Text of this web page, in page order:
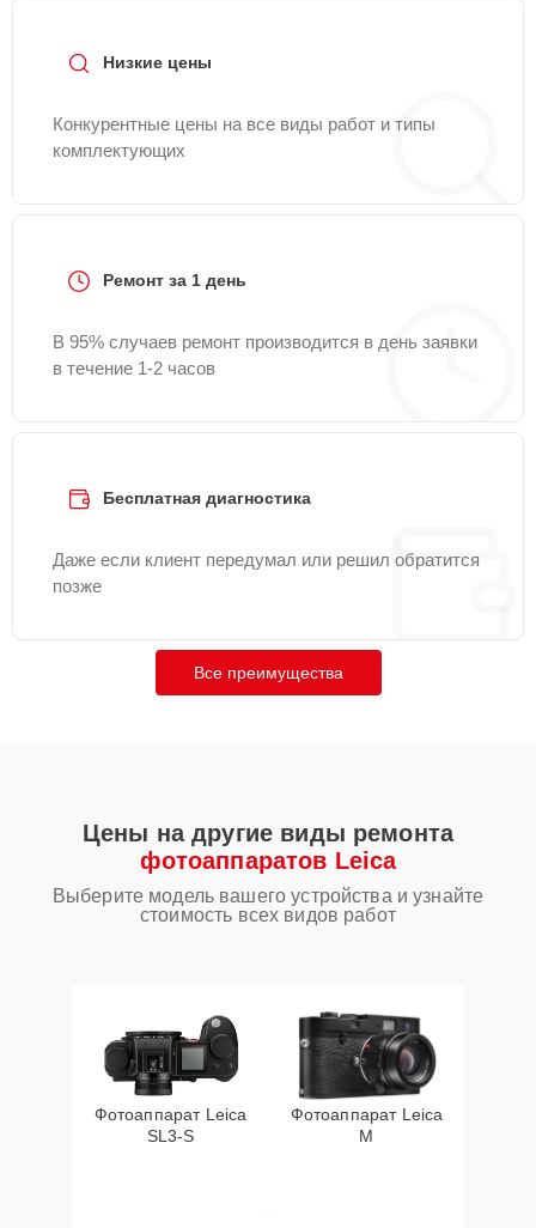
Низкие цены
Конкурентные цены на все виды работ и типы
комплектующих
Ремонт за 1 день
В 95% случаев ремонт производится в день заявки
в течение 1-2 часов
Бесплатная диагностика
Даже если клиент передумал или решил обратится
позже
Все преимущества
Цены на другие виды ремонта
фотоаппаратов Leica
Выберите модель вашего устройства и узнайте
стоимость всех видов работ
Фотоаппарат Leica
SL3‑S
Фотоаппарат Leica
M